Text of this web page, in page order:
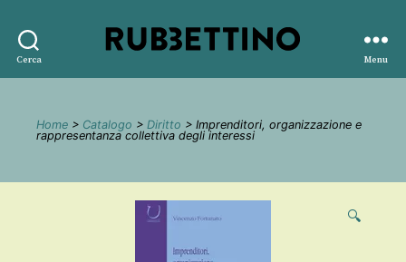
Cerca
editore
Menu
Home > Catalogo > Diritto > Imprenditori, organizzazione e
rappresentanza collettiva degli interessi
🔍